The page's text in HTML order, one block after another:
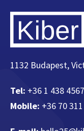
1132 Budapest,
Tel: +36 1 438 4567
Mobile: +36 70